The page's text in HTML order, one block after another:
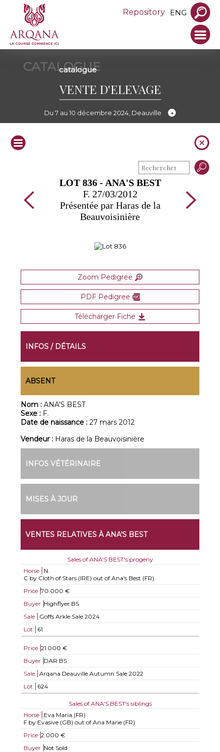
Repository ENG
CATALOGUE
catalogue
VENTE D'ELEVAGE
Du 7 au 10 décembre 2024, Deauville
LOT 836 - ANA'S BEST
F. 27/03/2012
Présentée par Haras de la
Beauvoisinière
Zoom Pedigree
PDF Pedigree
Télécharger Fiche
INFOS / DÉTAILS
ABSENT
Nom :ANA'S BEST
Sexe : F.
Date de naissance :27 mars 2012
Vendeur : Haras de la Beauvoisinière
INFOS VÉTÉRINAIRE
MISES À JOUR
VENTES RELATIVES À ANA'S BEST
Sales of ANA'S BEST's progeny
Horse
N.
C by Cloth of Stars (IRE) out of Ana's Best (FR)
Price 70.000 €
Buyer Highflyer BS
Sale
Goffs Arkle Sale 2024
Lot
61
Price 21.000 €
Buyer DAR BS
Sale
Arqana Deauville Autumn Sale 2022
Lot
624
Sales of ANA'S BEST's siblings
Horse
Eva Maria (FR)
F by Evasive (GB) out of Ana Marie (FR)
Price 2.000 €
Buyer Not Sold